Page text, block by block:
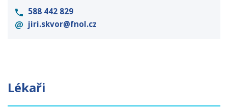
588 442 829
jiri.skvor@fnol.cz
Lékaři